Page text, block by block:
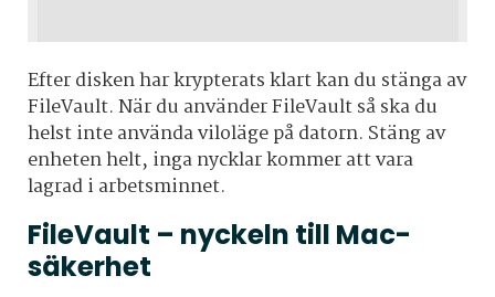
Efter disken har krypterats klart kan du stänga av
FileVault. När du använder FileVault så ska du
helst inte använda viloläge på datorn. Stäng av
enheten helt, inga nycklar kommer att vara
lagrad i arbetsminnet.
FileVault – nyckeln till Mac-
säkerhet